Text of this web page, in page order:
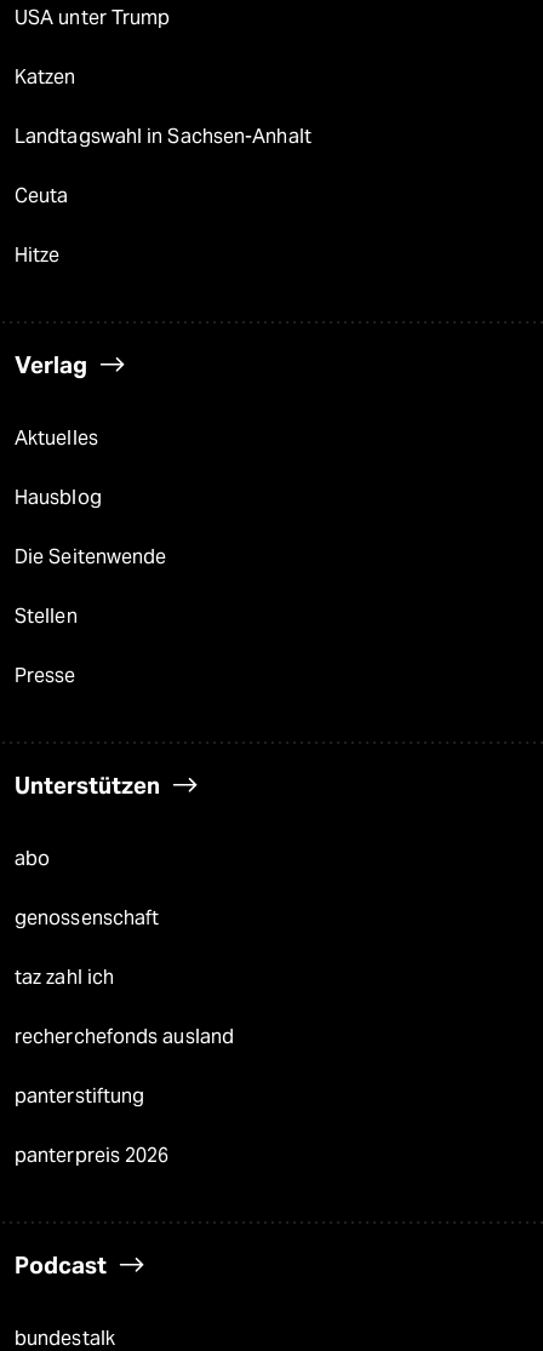
USA unter Trump
Katzen
Landtagswahl in Sachsen-Anhalt
Ceuta
Hitze
Verlag
Aktuelles
Hausblog
Die Seitenwende
Stellen
Presse
Unterstützen
abo
genossenschaft
taz zahl ich
recherchefonds ausland
panterstiftung
panterpreis 2026
Podcast
bundestalk